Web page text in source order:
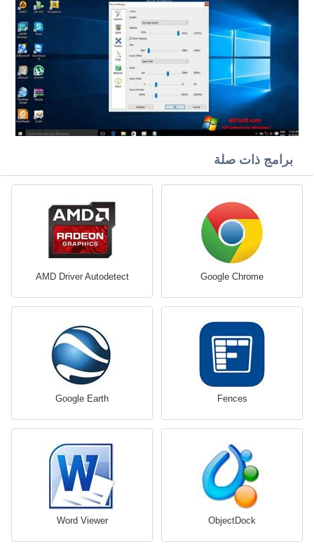
برامج ذات صلة
Google Chrome
AMD Driver Autodetect
Fences
Google Earth
ObjectDock
Word Viewer